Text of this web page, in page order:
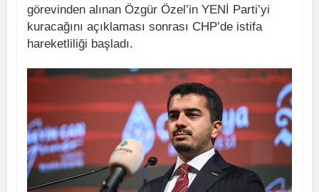
görevinden alınan Özgür Özel’in YENİ Parti’yi
kuracağını açıklaması sonrası CHP’de istifa
hareketliliği başladı.